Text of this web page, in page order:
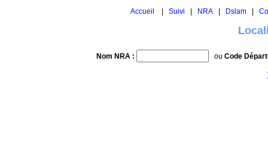
Accueil Suivi NRA Dslam
Nom NRA : ou Code